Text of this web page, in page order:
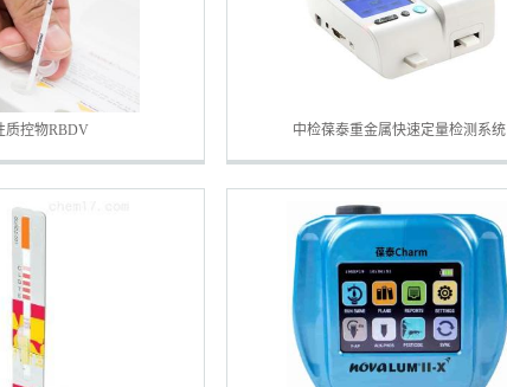
质控物RBDV 中检葆泰重金属快速定量检测系统